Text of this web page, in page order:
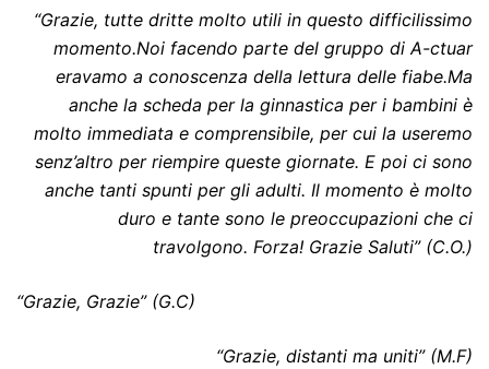
“Grazie, tutte dritte molto utili in questo difficilissimo
momento.Noi facendo parte del gruppo di A-ctuar
eravamo a conoscenza della lettura delle fiabe.Ma
anche la scheda per la ginnastica per i bambini è
molto immediata e comprensibile, per cui la useremo
senz’altro per riempire queste giornate. E poi ci sono
anche tanti spunti per gli adulti. Il momento è molto
duro e tante sono le preoccupazioni che ci
travolgono. Forza! Grazie Saluti” (C.O.)
“Grazie, Grazie” (G.C)
“Grazie, distanti ma uniti” (M.F)